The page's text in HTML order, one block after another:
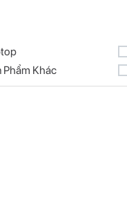
Phẩm Khác